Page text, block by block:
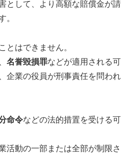
として、より高額な賠償金が請
。
とはできません。
名誉毀損罪などが適用される可
企業の役員が刑事責任を問われ
命令などの法的措置を受ける可
活動の一部または全部が制限さ